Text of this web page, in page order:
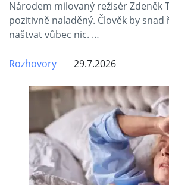
Národem milovaný režisér Zdeněk
pozitivně naladěný. Člověk by snad
naštvat vůbec nic. …
Rozhovory 29.7.2026